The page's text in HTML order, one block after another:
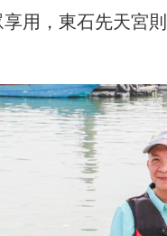
用，東石先天宮